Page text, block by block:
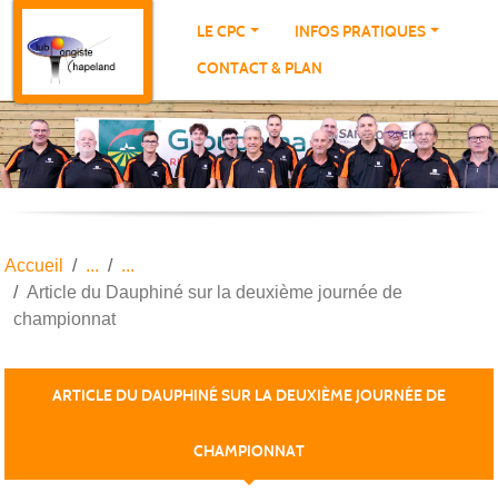
LE CPC
INFOS PRATIQUES
CONTACT & PLAN
Accueil
Article du Dauphiné sur la deuxième journée de
championnat
ARTICLE DU DAUPHINÉ SUR LA DEUXIÈME JOURNÉE DE
CHAMPIONNAT
Panneau de gestion des cookies